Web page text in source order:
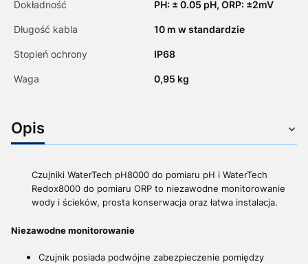
Dokładność PH: ± 0.05 pH, ORP: ±2mV
Długość kabla 10 m w standardzie
Stopień ochrony IP68
Waga 0,95 kg
Opis
Czujniki WaterTech pH8000 do pomiaru pH i WaterTech
Redox8000 do pomiaru ORP to niezawodne monitorowanie
wody i ścieków, prosta konserwacja oraz łatwa instalacja.
Niezawodne monitorowanie
Czujnik posiada podwójne zabezpieczenie pomiędzy